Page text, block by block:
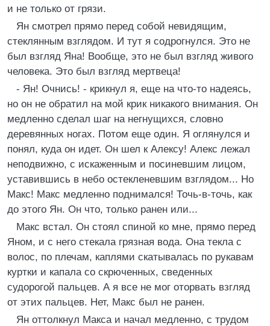
и не только от грязи.
Ян смотрел прямо перед собой невидящим,
стеклянным взглядом. И тут я содрогнулся. Это не
был взгляд Яна! Вообще, это не был взгляд живого
человека. Это был взгляд мертвеца!
- Ян! Очнись! - крикнул я, еще на что-то надеясь,
но он не обратил на мой крик никакого внимания. Он
медленно сделал шаг на негнущихся, словно
деревянных ногах. Потом еще один. Я оглянулся и
понял, куда он идет. Он шел к Алексу! Алекс лежал
неподвижно, с искаженным и посиневшим лицом,
уставившись в небо остекленевшим взглядом... Но
Макс! Макс медленно поднимался! Точь-в-точь, как
до этого Ян. Он что, только ранен или...
Макс встал. Он стоял спиной ко мне, прямо перед
Яном, и с него стекала грязная вода. Она текла с
волос, по плечам, каплями скатывалась по рукавам
куртки и капала со скрюченных, сведенных
судорогой пальцев. А я все не мог оторвать взгляд
от этих пальцев. Нет, Макс был не ранен.
Ян оттолкнул Макса и начал медленно, с трудом